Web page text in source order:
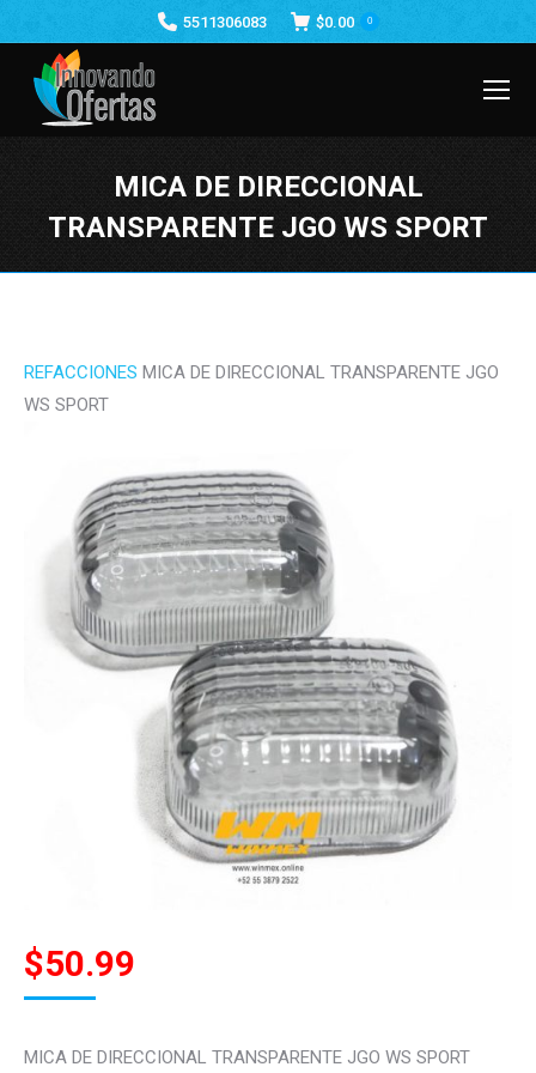
5511306083 $0.00 0
MICA DE DIRECCIONAL
TRANSPARENTE JGO WS SPORT
REFACCIONES MICA DE DIRECCIONAL TRANSPARENTE JGO
WS SPORT
$50.99
MICA DE DIRECCIONAL TRANSPARENTE JGO WS SPORT